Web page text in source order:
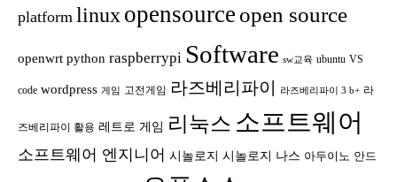
platform linux opensource open source
openwrt python raspberrypi Software sw교육 ubuntu VS
code wordpress 게임 고전게임 라즈베리파이 라즈베리파이 3 b+ 라
즈베리파이 활용 레트로 게임 리눅스 소프트웨어
소프트웨어 엔지니어 시놀로지 시놀로지 나스 아두이노 안드